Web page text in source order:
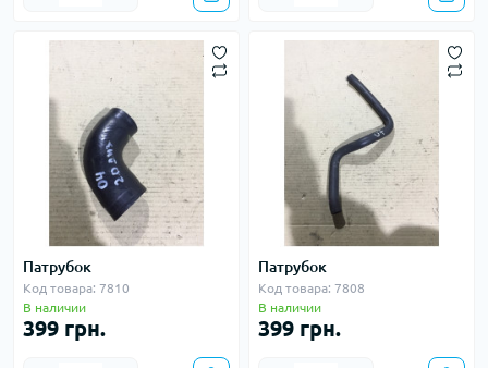
Патрубок
Код товара: 7810
В наличии
399 грн.
Патрубок
Код товара: 7808
В наличии
399 грн.